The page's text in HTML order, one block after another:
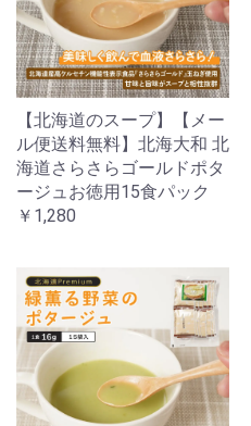
【北海道のスープ】【メー
ル便送料無料】北海大和 北
海道さらさらゴールドポタ
ージュお徳用15食パック
￥1,280